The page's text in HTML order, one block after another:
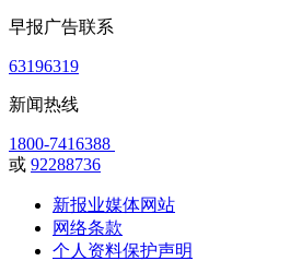
早报广告联系
63196319
新闻热线
1800-7416388
或 92288736
新报业媒体网站
网络条款
个人资料保护声明